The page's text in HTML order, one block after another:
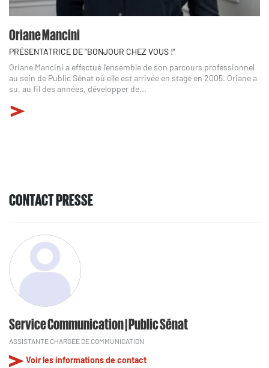
Oriane Mancini
PRÉSENTATRICE DE "BONJOUR CHEZ VOUS !"
Oriane Mancini a effectué l’ensemble de son parcours professionnel
au sein de Public Sénat où elle est arrivée en stage en 2005. Oriane a
su, au fil des années, développer de...
CONTACT PRESSE
Service Communication | Public Sénat
ASSISTANTE CHARGÉE DE COMMUNICATION
Voir les informations de contact